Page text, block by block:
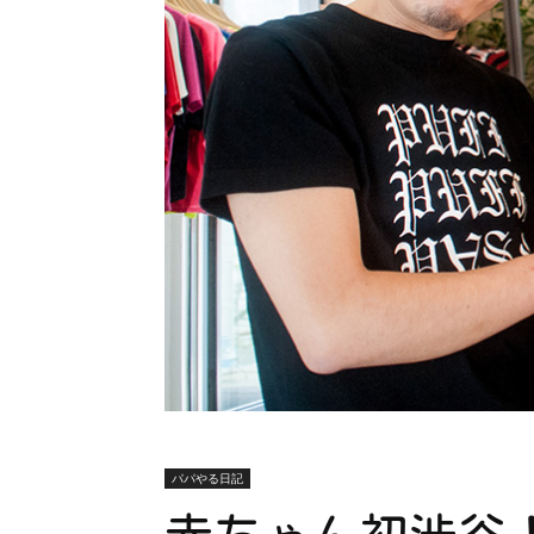
パパやる日記